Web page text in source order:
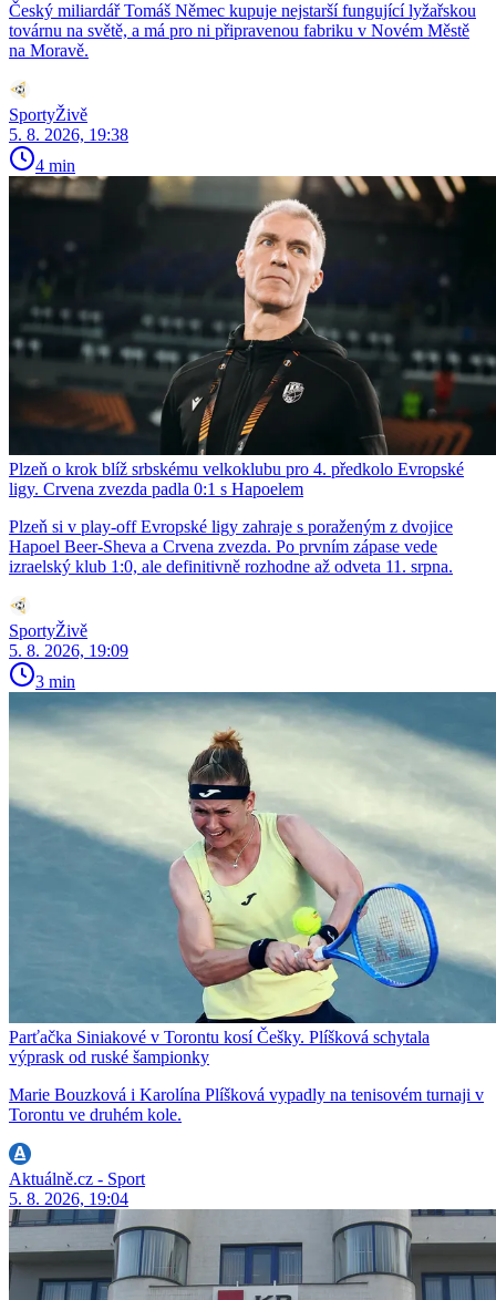
Český miliardář Tomáš Němec kupuje nejstarší fungující lyžařskou
továrnu na světě, a má pro ni připravenou fabriku v Novém Městě
na Moravě.
SportyŽivě
5. 8. 2026, 19:38
4 min
Plzeň o krok blíž srbskému velkoklubu pro 4. předkolo Evropské
ligy. Crvena zvezda padla 0:1 s Hapoelem
Plzeň si v play-off Evropské ligy zahraje s poraženým z dvojice
Hapoel Beer-Sheva a Crvena zvezda. Po prvním zápase vede
izraelský klub 1:0, ale definitivně rozhodne až odveta 11. srpna.
SportyŽivě
5. 8. 2026, 19:09
3 min
Parťačka Siniakové v Torontu kosí Češky. Plíšková schytala
výprask od ruské šampionky
Marie Bouzková i Karolína Plíšková vypadly na tenisovém turnaji v
Torontu ve druhém kole.
Aktuálně.cz - Sport
5. 8. 2026, 19:04